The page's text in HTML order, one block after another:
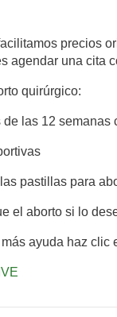
precios
agendar una cita
quirúrgico:
de las 12
pastillas para
el aborto si lo
ayuda haz clic